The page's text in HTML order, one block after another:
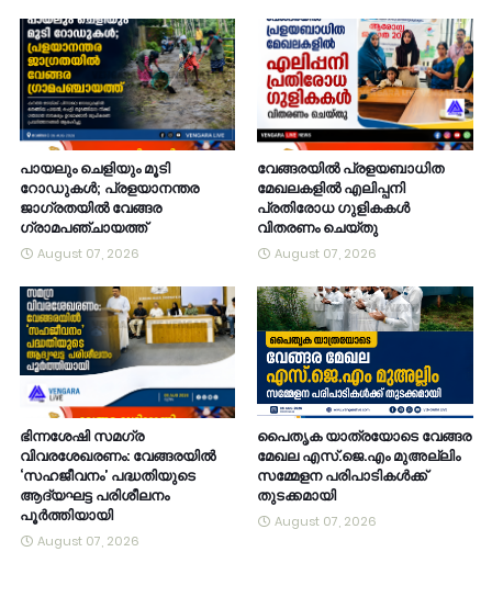
പായലും ചെളിയും മൂടി
റോഡുകൾ; പ്രളയാനന്തര
ജാഗ്രതയിൽ വേങ്ങര
ഗ്രാമപഞ്ചായത്ത്
August 07, 2026
വേങ്ങരയിൽ പ്രളയബാധിത
മേഖലകളിൽ എലിപ്പനി
പ്രതിരോധ ഗുളികകൾ
വിതരണം ചെയ്തു
August 07, 2026
ഭിന്നശേഷി സമഗ്ര
വിവരശേഖരണം: വേങ്ങരയിൽ
‘സഹജീവനം’ പദ്ധതിയുടെ
ആദ്യഘട്ട പരിശീലനം
പൂർത്തിയായി
August 07, 2026
പൈതൃക യാത്രയോടെ വേങ്ങര
മേഖല എസ്.ജെ.എം മുഅല്ലിം
സമ്മേളന പരിപാടികൾക്ക്
തുടക്കമായി
August 07, 2026